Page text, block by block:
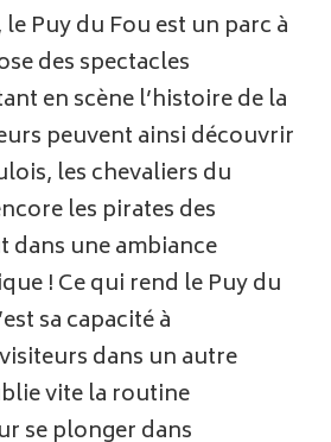
Puy du Fou est un parc à
des spectacles
en scène l’histoire de la
peuvent ainsi découvrir
les chevaliers du
les pirates des
dans une ambiance
! Ce qui rend le Puy du
sa capacité à
dans un autre
vite la routine
se plonger dans